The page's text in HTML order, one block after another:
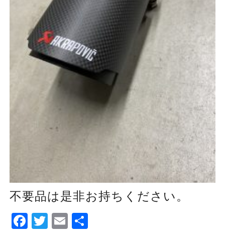
不要品は是非お持ちください。
Facebook
Twitter
EmailShare